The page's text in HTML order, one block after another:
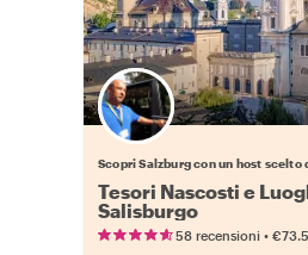
Scegli il tuo
Scopri Salzburg con un host scelto
Tesori Nascosti e
Salisburgo
58 recensioni •